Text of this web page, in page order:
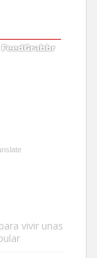
de la zona los
vivir unas